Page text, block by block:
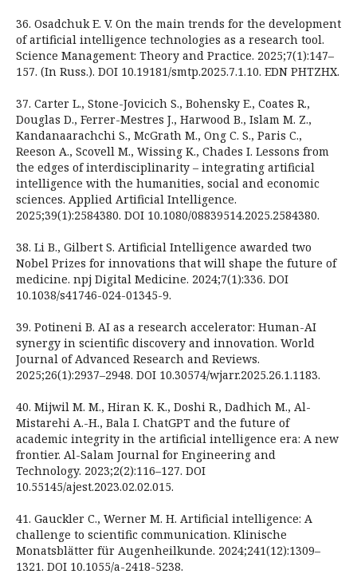
36. Osadchuk E. V. On the main trends for the development
of artificial intelligence technologies as a research tool.
Science Management: Theory and Practice. 2025;7(1):147–
157. (In Russ.). DOI 10.19181/smtp.2025.7.1.10. EDN PHTZHX.
37. Carter L., Stone-Jovicich S., Bohensky E., Coates R.,
Douglas D., Ferrer-Mestres J., Harwood B., Islam M. Z.,
Kandanaarachchi S., McGrath M., Ong C. S., Paris C.,
Reeson A., Scovell M., Wissing K., Chades I. Lessons from
the edges of interdisciplinarity – integrating artificial
intelligence with the humanities, social and economic
sciences. Applied Artificial Intelligence.
2025;39(1):2584380. DOI 10.1080/08839514.2025.2584380.
38. Li B., Gilbert S. Artificial Intelligence awarded two
Nobel Prizes for innovations that will shape the future of
medicine. npj Digital Medicine. 2024;7(1):336. DOI
10.1038/s41746-024-01345-9.
39. Potineni B. AI as a research accelerator: Human-AI
synergy in scientific discovery and innovation. World
Journal of Advanced Research and Reviews.
2025;26(1):2937–2948. DOI 10.30574/wjarr.2025.26.1.1183.
40. Mijwil M. M., Hiran K. K., Doshi R., Dadhich M., Al-
Mistarehi A.-H., Bala I. ChatGPT and the future of
academic integrity in the artificial intelligence era: A new
frontier. Al-Salam Journal for Engineering and
Technology. 2023;2(2):116–127. DOI
10.55145/ajest.2023.02.02.015.
41. Gauckler C., Werner M. H. Artificial intelligence: A
challenge to scientific communication. Klinische
Monatsblätter für Augenheilkunde. 2024;241(12):1309–
1321. DOI 10.1055/a-2418-5238.